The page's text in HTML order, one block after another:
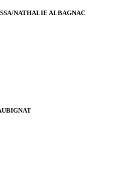
NATHALIE ALBAGNAC